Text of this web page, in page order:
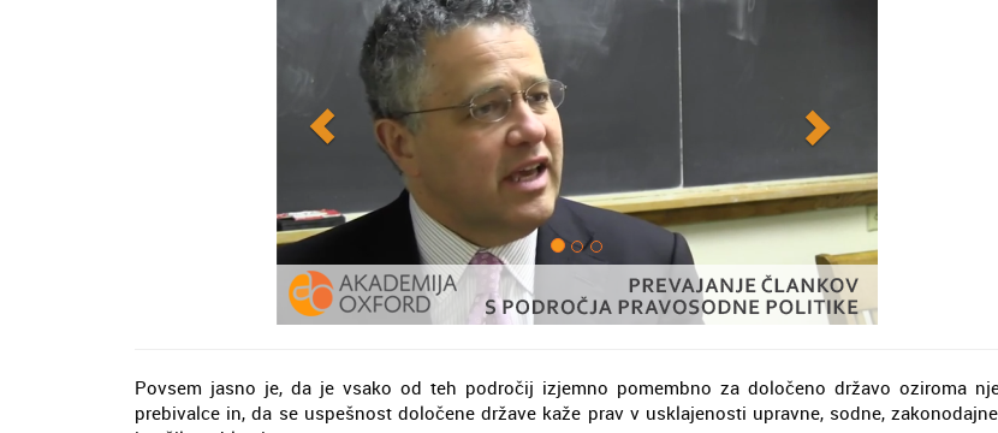
Povsem jasno je, da je vsako od teh področij izjemno pomembno za določeno državo oziroma
prebivalce in, da se uspešnost določene države kaže prav v usklajenosti upravne, sodne,